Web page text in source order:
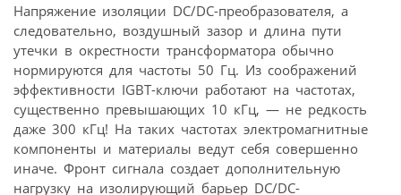
Напряжение изоляции DC/DC-преоб­разователя, а
следовательно, воздушный зазор и длина пути
утечки в окрестности трансформатора обычно
нормируются для частоты 50 Гц. Из соображений
эффективности IGBT-ключи работают на частотах,
существенно превышающих 10 кГц, — не редкость
даже 300 кГц! На таких частотах электромагнитные
компоненты и материалы ведут себя совершенно
иначе. Фронт сигнала создает дополнительную
нагрузку на изолирующий барьер DC/DC-